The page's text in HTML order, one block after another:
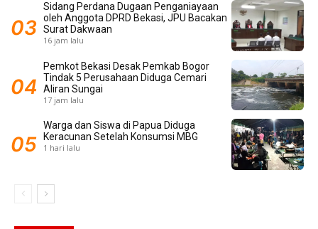
Sidang Perdana Dugaan Penganiayaan
oleh Anggota DPRD Bekasi, JPU Bacakan
Surat Dakwaan
16 jam lalu
Pemkot Bekasi Desak Pemkab Bogor
Tindak 5 Perusahaan Diduga Cemari
Aliran Sungai
17 jam lalu
Warga dan Siswa di Papua Diduga
Keracunan Setelah Konsumsi MBG
1 hari lalu